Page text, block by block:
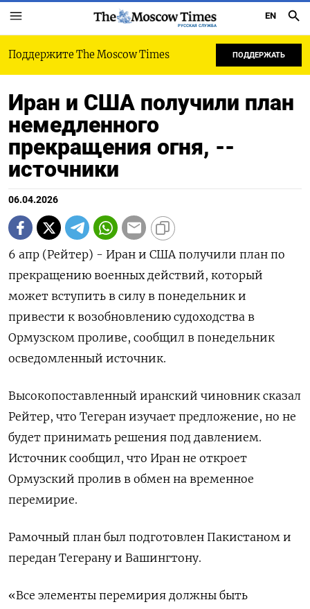
РУССКАЯ СЛУЖБА
EN
Поддержите The Moscow Times ПОДДЕРЖАТЬ
Иран и США получили план
немедленного
прекращения огня, --
источники
06.04.2026
6 апр (Рейтер) - Иран и США получили план по
прекращению военных ‌действий, который
может вступить в силу в понедельник ​и
привести ​к возобновлению ​судоходства в
⁠Ормузском проливе, сообщил ‌в понедельник
‌осведомленный источник.
Высокопоставленный иранский чиновник сказал
Рейтер, ​что Тегеран изучает ‌предложение, но не
будет ​принимать решения под давлением.
Источник ‌сообщил, что Иран не откроет
Ормузский пролив в ​обмен ​на ‌временное
перемирие.
Рамочный план был ​подготовлен Пакистаном и
передан Тегерану и Вашингтону.
«Все элементы перемирия должны быть